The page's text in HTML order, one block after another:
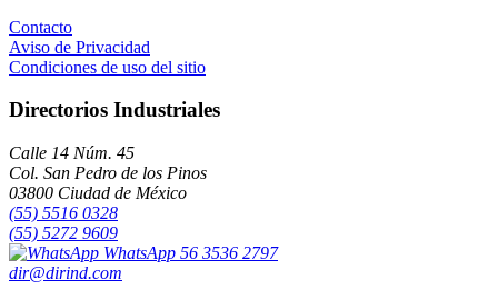
Contacto
Aviso de Privacidad
Condiciones de uso del sitio
Directorios Industriales
Calle 14 Núm. 45
Col. San Pedro de los Pinos
03800 Ciudad de México
(55) 5516 0328
(55) 5272 9609
WhatsApp 56 3536 2797
dir@dirind.com